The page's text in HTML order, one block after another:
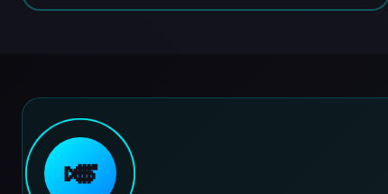
🎺